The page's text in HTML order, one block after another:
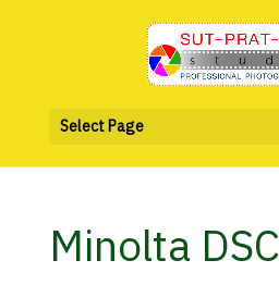
Select Page
Minolta DSC